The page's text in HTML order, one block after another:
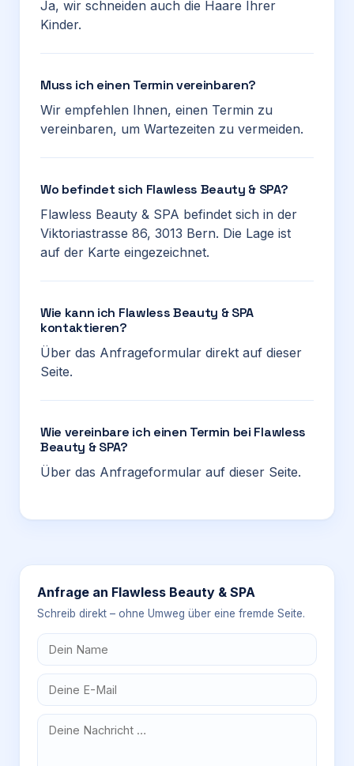
Ja, wir schneiden auch die Haare Ihrer
Kinder.
Muss ich einen Termin vereinbaren?
Wir empfehlen Ihnen, einen Termin zu
vereinbaren, um Wartezeiten zu vermeiden.
Wo befindet sich Flawless Beauty & SPA?
Flawless Beauty & SPA befindet sich in der
Viktoriastrasse 86, 3013 Bern. Die Lage ist
auf der Karte eingezeichnet.
Wie kann ich Flawless Beauty & SPA
kontaktieren?
Über das Anfrageformular direkt auf dieser
Seite.
Wie vereinbare ich einen Termin bei Flawless
Beauty & SPA?
Über das Anfrageformular auf dieser Seite.
Anfrage an Flawless Beauty & SPA
Schreib direkt – ohne Umweg über eine fremde Seite.